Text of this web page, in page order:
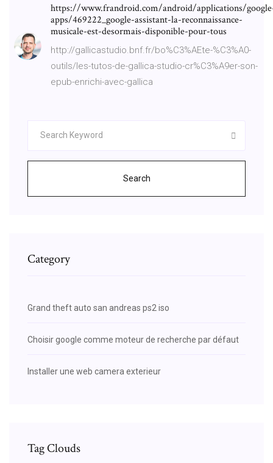
https://www.frandroid.com/android/applications/
apps/469222_google-assistant-la-reconnaissance-
musicale-est-desormais-disponible-pour-tous
http://gallicastudio.bnf.fr/bo%C3%AEte-%C3%A0-
outils/les-tutos-de-gallica-studio-cr%C3%A9er-son-
epub-enrichi-avec-gallica
Search
Category
Grand theft auto san andreas ps2 iso
Choisir google comme moteur de recherche par défaut
Installer une web camera exterieur
Tag Clouds